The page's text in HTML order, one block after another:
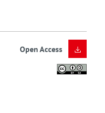
Open Access